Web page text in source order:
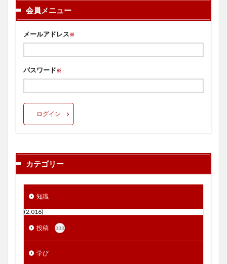
会員メニュー
メールアドレス※
パスワード※
ログイン
カテゴリー
知識
(2,016)
投稿 333
学び